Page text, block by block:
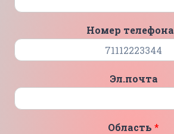
Номер телефона
Эл.почта
Область *